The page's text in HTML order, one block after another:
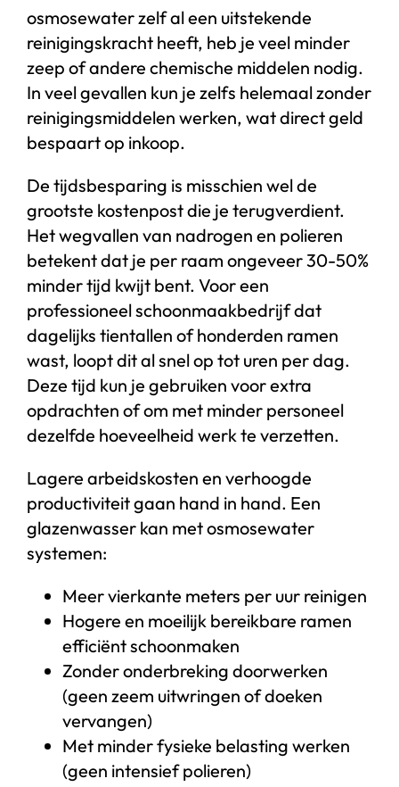
osmosewater zelf al een uitstekende
reinigingskracht heeft, heb je veel minder
zeep of andere chemische middelen nodig.
In veel gevallen kun je zelfs helemaal zonder
reinigingsmiddelen werken, wat direct geld
bespaart op inkoop.
De tijdsbesparing is misschien wel de
grootste kostenpost die je terugverdient.
Het wegvallen van nadrogen en polieren
betekent dat je per raam ongeveer 30-50%
minder tijd kwijt bent. Voor een
professioneel schoonmaakbedrijf dat
dagelijks tientallen of honderden ramen
wast, loopt dit al snel op tot uren per dag.
Deze tijd kun je gebruiken voor extra
opdrachten of om met minder personeel
dezelfde hoeveelheid werk te verzetten.
Lagere arbeidskosten en verhoogde
productiviteit gaan hand in hand. Een
glazenwasser kan met osmosewater
systemen:
Meer vierkante meters per uur reinigen
Hogere en moeilijk bereikbare ramen
efficiënt schoonmaken
Zonder onderbreking doorwerken
(geen zeem uitwringen of doeken
vervangen)
Met minder fysieke belasting werken
(geen intensief polieren)